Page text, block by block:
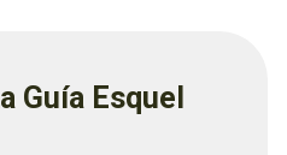
Guía Esquel